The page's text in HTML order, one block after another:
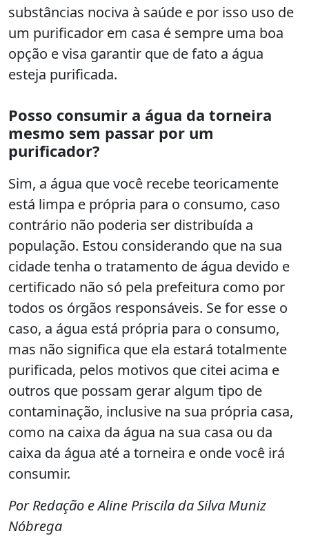
substâncias nociva à saúde e por isso uso de
um purificador em casa é sempre uma boa
opção e visa garantir que de fato a água
esteja purificada.
Posso consumir a água da torneira
mesmo sem passar por um
purificador?
Sim, a água que você recebe teoricamente
está limpa e própria para o consumo, caso
contrário não poderia ser distribuída a
população. Estou considerando que na sua
cidade tenha o tratamento de água devido e
certificado não só pela prefeitura como por
todos os órgãos responsáveis. Se for esse o
caso, a água está própria para o consumo,
mas não significa que ela estará totalmente
purificada, pelos motivos que citei acima e
outros que possam gerar algum tipo de
contaminação, inclusive na sua própria casa,
como na caixa da água na sua casa ou da
caixa da água até a torneira e onde você irá
consumir.
Por Redação e Aline Priscila da Silva Muniz
Nóbrega